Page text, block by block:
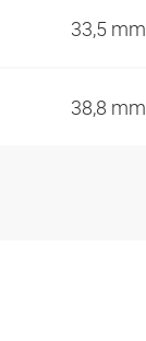
33,5 mm
38,8 mm